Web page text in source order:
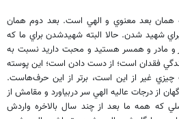
بعد معنوي و الهي است. بعد دوم همان
شهيد شدن. حالا البته شهيدشدن براي ما كه
و مادر و همسر هستيد و محبت داريد نسبت به
فقدان است؛ از دست دادن است؛ اين پوسته‌
غير از اين است، برتر از اين حرف‌هاست.
از درجات عاليه الهي سر دربياورد و مقامش از
كه همه ما بعد از چند سال بالاخره واردش